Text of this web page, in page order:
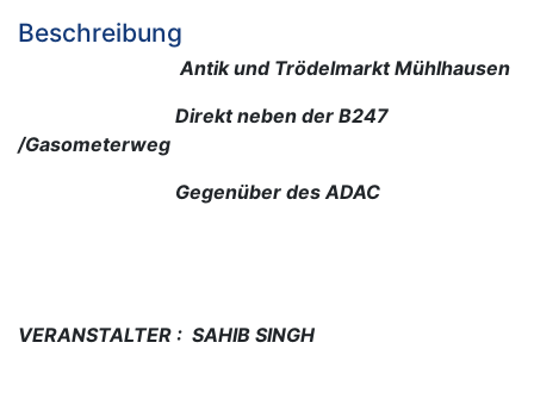
Beschreibung
Antik und Trödelmarkt Mühlhausen
Direkt neben der B247
/Gasometerweg
Gegenüber des ADAC
VERANSTALTER : SAHIB SINGH